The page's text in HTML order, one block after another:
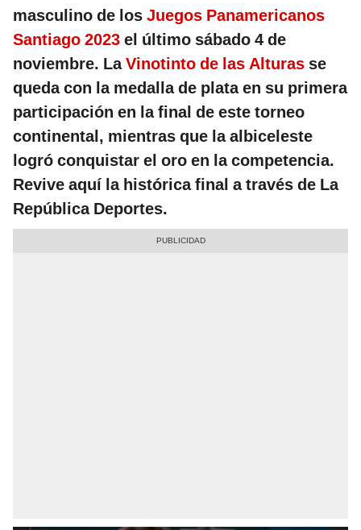
masculino de los Juegos Panamericanos
Santiago 2023 el último sábado 4 de
noviembre. LaVinotinto de las Alturas se
queda con la medalla de plata en su primera
participación en la final de este torneo
continental, mientras que la albiceleste
logró conquistar el oro en la competencia.
Revive aquí la histórica final a través de La
República Deportes.